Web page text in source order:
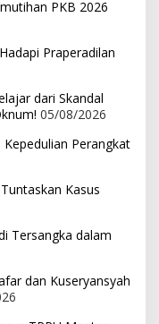
PKB 2026
Praperadilan
dari Skandal
05/08/2026
Perangkat
Kasus
Tersangka dalam
dan Kuseryansyah